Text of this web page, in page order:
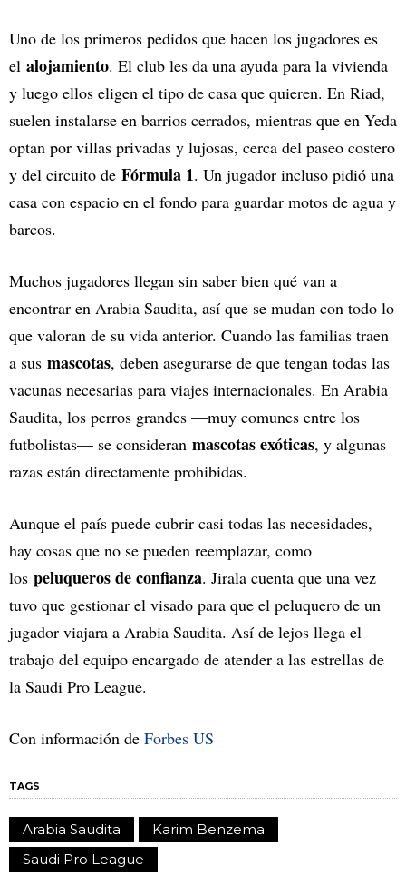
Uno de los primeros pedidos que hacen los jugadores es
el alojamiento. El club les da una ayuda para la vivienda
y luego ellos eligen el tipo de casa que quieren. En Riad,
suelen instalarse en barrios cerrados, mientras que en Yeda
optan por villas privadas y lujosas, cerca del paseo costero
y del circuito de Fórmula 1. Un jugador incluso pidió una
casa con espacio en el fondo para guardar motos de agua y
barcos.
Muchos jugadores llegan sin saber bien qué van a
encontrar en Arabia Saudita, así que se mudan con todo lo
que valoran de su vida anterior. Cuando las familias traen
a sus mascotas, deben asegurarse de que tengan todas las
vacunas necesarias para viajes internacionales. En Arabia
Saudita, los perros grandes —muy comunes entre los
futbolistas— se consideran mascotas exóticas, y algunas
razas están directamente prohibidas.
Aunque el país puede cubrir casi todas las necesidades,
hay cosas que no se pueden reemplazar, como
los peluqueros de confianza. Jirala cuenta que una vez
tuvo que gestionar el visado para que el peluquero de un
jugador viajara a Arabia Saudita. Así de lejos llega el
trabajo del equipo encargado de atender a las estrellas de
la Saudi Pro League.
Con información de Forbes US
TAGS
Arabia Saudita
Karim Benzema
Saudi Pro League